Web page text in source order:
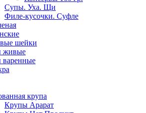
Супы. Уха. Щи
Филе-кусочки. Суфле
шейки
живые
варенные
крупа
Крупы Арарат